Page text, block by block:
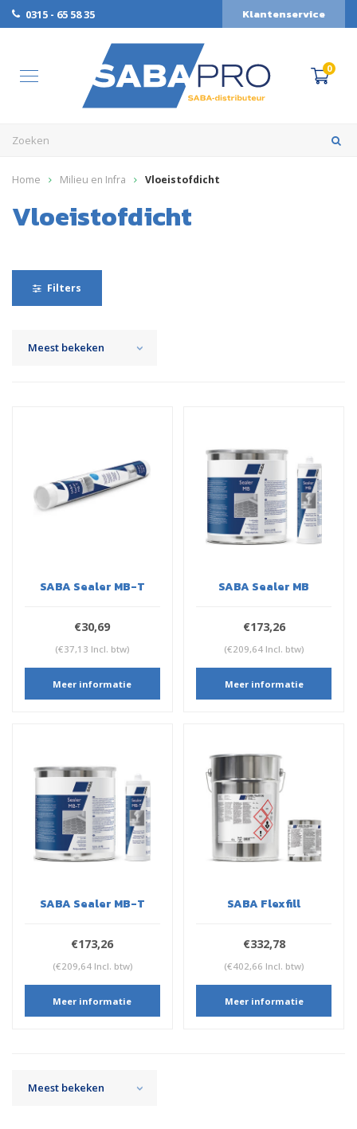
0315 - 65 58 35 Klantenservice
0
Home Milieu en Infra Vloeistofdicht
Vloeistofdicht
Filters
Meest bekeken
SABA Sealer MB-T
€30,69
(€37,13 Incl. btw)
Meer informatie
SABA Sealer MB
€173,26
(€209,64 Incl. btw)
Meer informatie
SABA Sealer MB-T
€173,26
(€209,64 Incl. btw)
Meer informatie
SABA Flexfill
€332,78
(€402,66 Incl. btw)
Meer informatie
Meest bekeken